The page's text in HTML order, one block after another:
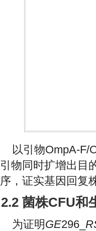
以引物OmpA-F/
引物同时扩增出目
序，证实基因回复
2.2 菌株CFU和
为证明GE296_